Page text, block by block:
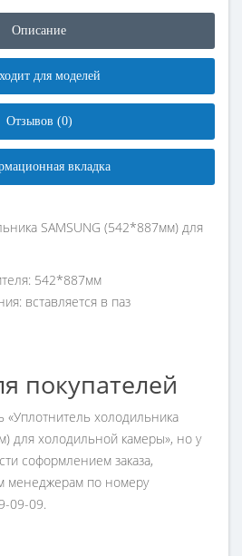
Описание
для моделей
Отзывов (0)
вкладка
SAMSUNG (542*887мм) для
542*887мм
вставляется в паз
покупателей
«Уплотнитель холодильника
для холодильной камеры», но у
соформлением заказа,
менеджерам по номеру
09-09.